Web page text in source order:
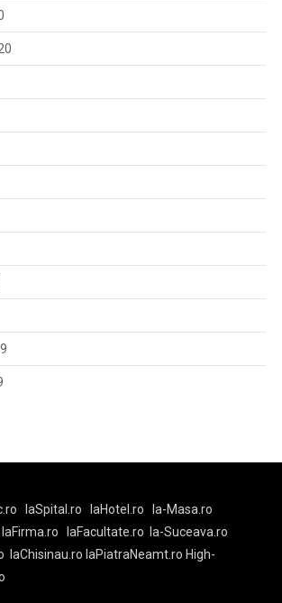
laSpital.ro laHotel.ro
la-Masa.ro
laFirma.ro laFacultate.ro
la-Suceava.ro
laChisinau.ro laPiatraNeamt.ro High-